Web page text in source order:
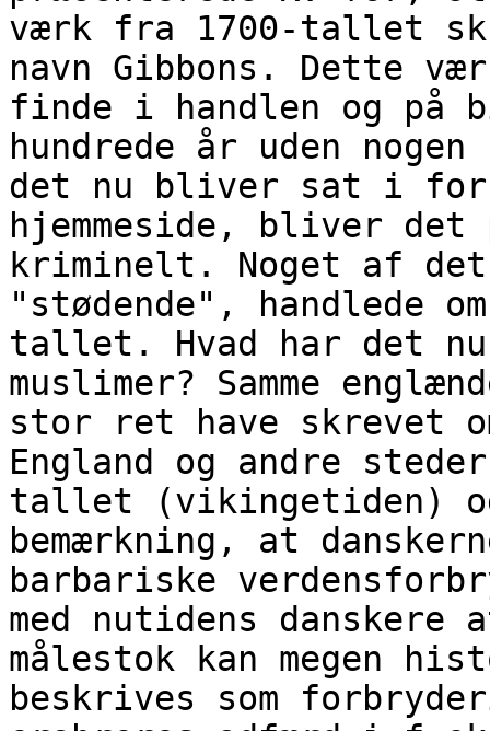
værk fra 1700-tallet
navn Gibbons. Dette
finde i handlen og på
hundrede år uden
det nu bliver sat i
hjemmeside, bliver
kriminelt. Noget af
"stødende", handlede
tallet. Hvad har det nu
muslimer? Samme
stor ret have skrevet
England og andre
tallet (vikingetiden) og
bemærkning, at
barbariske
med nutidens danskere
målestok kan megen
beskrives som